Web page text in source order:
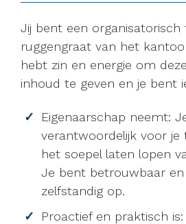
Jij bent een
ruggengraat van het
hebt zin en energie om
inhoud te geven en je bent
Eigenaarschap neemt:
verantwoordelijk voor je
het soepel laten lopen
Je bent betrouwbaar
zelfstandig op.
Proactief en praktisch